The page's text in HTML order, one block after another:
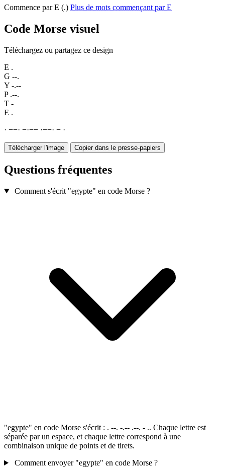
Commence par E (.) Plus de mots commençant par E
Code Morse visuel
Téléchargez ou partagez ce design
E .
G --.
Y -.--
P .--.
T -
E .
· −−· −·−− ·−−· − ·
Télécharger l'image Copier dans le presse-papiers
Questions fréquentes
Comment s'écrit "egypte" en code Morse ?
"egypte" en code Morse s'écrit : . --. -.-- .--. - .. Chaque lettre est
séparée par un espace, et chaque lettre correspond à une
combinaison unique de points et de tirets.
Comment envoyer "egypte" en code Morse ?